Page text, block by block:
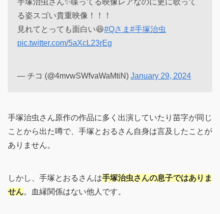
手塚治虫さん✨喋ってる映像レアなのに更に歌って
る姿スゴい貴重映像！！！
見れてとっても面白い😆#Qさま#手塚治虫
pic.twitter.com/5aXcL23rEg
— チコ (@4mvwSWfvaWaMtiN)January 29, 2024
手塚治虫さん原作の作品に多く出演していたり苗字が同じ
ことから出た噂で、手塚とおるさん自身は言及したことが
ありません。
しかし、手塚とおるさんは手塚治虫さんの息子ではありま
せん。血縁関係はない他人です。